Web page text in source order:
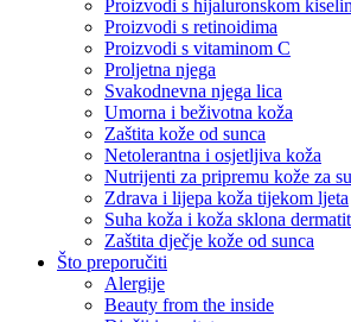
Proizvodi s hijaluronskom
Proizvodi s retinoidima
Proizvodi s vitaminom C
Proljetna njega
Svakodnevna njega lica
Umorna i beživotna koža
Zaštita kože od sunca
Netolerantna i osjetljiva koža
Nutrijenti za pripremu kože za
Zdrava i lijepa koža tijekom ljeta
Suha koža i koža sklona
Zaštita dječje kože od sunca
Što preporučiti
Alergije
Beauty from the inside